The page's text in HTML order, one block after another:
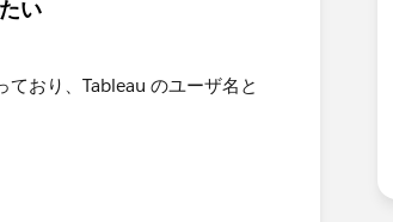
い
おり、Tableau のユーザ名と